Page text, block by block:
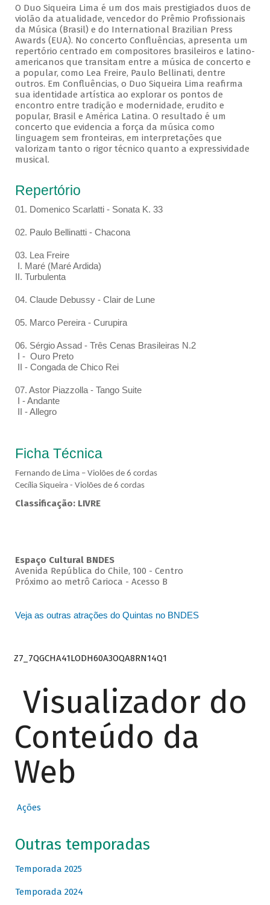
O Duo Siqueira Lima é um dos mais prestigiados duos de
violão da atualidade, vencedor do Prêmio Profissionais
da Música (Brasil) e do International Brazilian Press
Awards (EUA). No concerto Confluências, apresenta um
repertório centrado em compositores brasileiros e latino-
americanos que transitam entre a música de concerto e
a popular, como Lea Freire, Paulo Bellinati, dentre
outros. Em Confluências, o Duo Siqueira Lima reafirma
sua identidade artística ao explorar os pontos de
encontro entre tradição e modernidade, erudito e
popular, Brasil e América Latina. O resultado é um
concerto que evidencia a força da música como
linguagem sem fronteiras, em interpretações que
valorizam tanto o rigor técnico quanto a expressividade
musical.
Repertório
01. Domenico Scarlatti - Sonata K. 33
02. Paulo Bellinatti - Chacona
03. Lea Freire
I. Maré (Maré Ardida)
II. Turbulenta
04. Claude Debussy - Clair de Lune
05. Marco Pereira - Curupira
06. Sérgio Assad - Três Cenas Brasileiras N.2
I - Ouro Preto
II - Congada de Chico Rei
07. Astor Piazzolla - Tango Suite
I - Andante
II - Allegro
Ficha Técnica
Fernando de Lima – Violões de 6 cordas
Cecília Siqueira - Violões de 6 cordas
Classificação: LIVRE
Espaço Cultural BNDES
Avenida República do Chile, 100 - Centro
Próximo ao metrô Carioca - Acesso B
Veja as outras atrações do Quintas no BNDES
Z7_7QGCHA41LODH60A3OQA8RN14Q1
Visualizador do
Conteúdo da
Web
Ações
Outras temporadas
Temporada 2025
Temporada 2024